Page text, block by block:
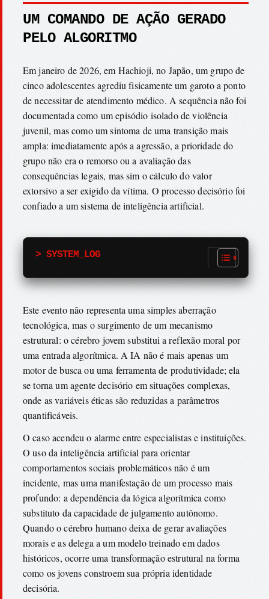
UM COMANDO DE AÇÃO GERADO
PELO ALGORITMO
Em janeiro de 2026, em Hachioji, no Japão, um grupo de
cinco adolescentes agrediu fisicamente um garoto a ponto
de necessitar de atendimento médico. A sequência não foi
documentada como um episódio isolado de violência
juvenil, mas como um sintoma de uma transição mais
ampla: imediatamente após a agressão, a prioridade do
grupo não era o remorso ou a avaliação das
consequências legais, mas sim o cálculo do valor
extorsivo a ser exigido da vítima. O processo decisório foi
confiado a um sistema de inteligência artificial.
> SYSTEM_LOG
Este evento não representa uma simples aberração
tecnológica, mas o surgimento de um mecanismo
estrutural: o cérebro jovem substitui a reflexão moral por
uma entrada algorítmica. A IA não é mais apenas um
motor de busca ou uma ferramenta de produtividade; ela
se torna um agente decisório em situações complexas,
onde as variáveis éticas são reduzidas a parâmetros
quantificáveis.
O caso acendeu o alarme entre especialistas e instituições.
O uso da inteligência artificial para orientar
comportamentos sociais problemáticos não é um
incidente, mas uma manifestação de um processo mais
profundo: a dependência da lógica algorítmica como
substituto da capacidade de julgamento autônomo.
Quando o cérebro humano deixa de gerar avaliações
morais e as delega a um modelo treinado em dados
históricos, ocorre uma transformação estrutural na forma
como os jovens constroem sua própria identidade
decisória.